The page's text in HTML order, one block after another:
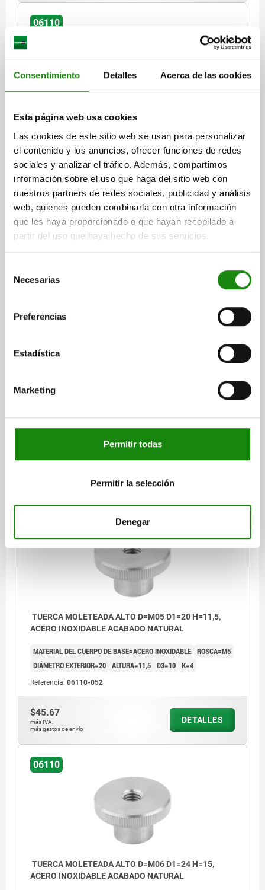
Consentimiento Detalles Acerca de las cookies
Esta página web usa cookies
Las cookies de este sitio web se usan para personalizar
el contenido y los anuncios, ofrecer funciones de redes
sociales y analizar el tráfico. Además, compartimos
información sobre el uso que haga del sitio web con
nuestros partners de redes sociales, publicidad y análisis
web, quienes pueden combinarla con otra información
que les haya proporcionado o que hayan recopilado a
partir del uso que haya hecho de sus servicios.
Necesarias
Preferencias
Estadística
Marketing
Permitir todas
Permitir la selección
Denegar
06110
TUERCA MOLETEADA ALTO D=M12 D1=36 H=23,
ACERO DE CORTE FÁCIL BRUÑIDO
MATERIAL DEL CUERPO DE BASE=ACERO DE CORTE FÁCIL
ROSCA=M12 DIÁMETRO EXTERIOR=36 ALTURA=23 D3=20 K=8
$66.56
más gastos de envío
DETALLES
ROSCA=M4
DIÁMETRO EXTERIOR=16 ALTURA=9,5 D3=8 K=3,5
TUERCA MOLETEADA ALTO D=M05 D1=20 H=11,5,
ACERO INOXIDABLE ACABADO NATURAL
MATERIAL DEL CUERPO DE BASE=ACERO INOXIDABLE ROSCA=M5
DIÁMETRO EXTERIOR=20 ALTURA=11,5 D3=10 K=4
Referencia: 06110-052
$45.67
más IVA.
más gastos de envío
DETALLES
06110
TUERCA MOLETEADA ALTO D=M06 D1=24 H=15,
ACERO INOXIDABLE ACABADO NATURAL